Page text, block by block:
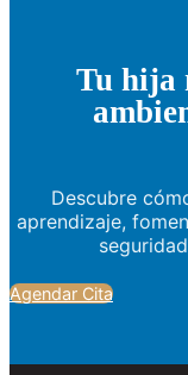
Tu hija
Descubre
aprendizaje,
Agendar Cita